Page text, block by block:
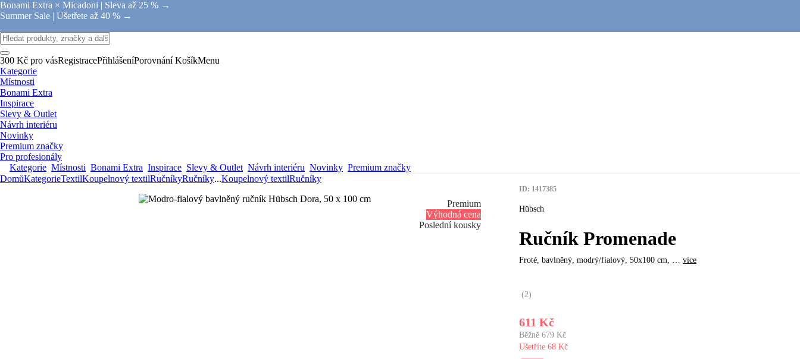
Bonami Extra × Micadoni | Sleva až 25 % →
Summer Sale | Ušetřete až 40 % →
300 Kč pro vásRegistracePřihlášeníPorovnání KošíkMenu
Kategorie
Místnosti
Bonami Extra
Inspirace
Slevy & Outlet
Návrh interiéru
Novinky
Premium značky
Pro profesionály
Kategorie Místnosti Bonami Extra Inspirace Slevy & Outlet Návrh interiéru Novinky Premium značky
DomůKategorieTextilKoupelnový textilRučníkyRučníky...Koupelnový textilRučníky
Premium
Výhodná cena
Poslední kousky
ID: 1417385
Hübsch
Ručník Promenade
Froté, bavlněný, modrý/fialový, 50x100 cm, … více
(2)
611 Kč
Běžně 679 Kč
Ušetříte 68 Kč